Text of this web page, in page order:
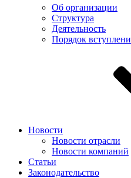
Об организации
Структура
Деятельность
Порядок
Новости
Новости отрасли
Новости компаний
Статьи
Законодательство